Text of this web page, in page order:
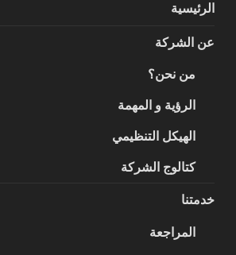
الرئيسية
عن الشركة
من نحن؟
الرؤية و المهمة
الهيكل التنظيمي
كتالوج الشركة
خدمتنا
المراجعة